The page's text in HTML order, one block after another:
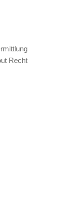
Recht